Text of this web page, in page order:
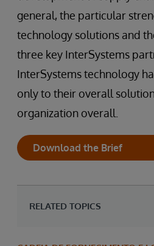
general, the particular
technology solutions and
three key InterSystems
InterSystems technology
only to their overall
organization overall.
Download the Brief
RELATED TOPICS